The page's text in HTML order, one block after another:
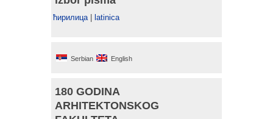
ћирилица| latinica
Serbian English
180 GODINA
ARHITEKTONSKOG